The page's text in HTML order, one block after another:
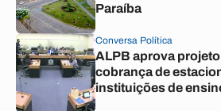
Paraíba
Conversa Política
ALPB aprova
cobrança de
instituições de